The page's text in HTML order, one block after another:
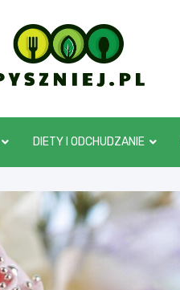
DIETY I ODCHUDZANIE